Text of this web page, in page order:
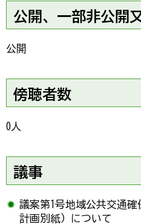
公開、一部非公開
公開
傍聴者数
0人
議事
議案第1号地域公共交通
計画別紙）について